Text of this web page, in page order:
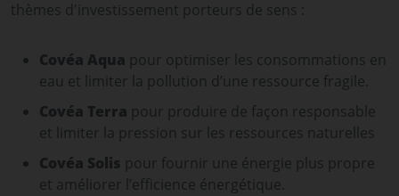
thèmes d'investissement porteurs de sens :
Covéa Aqua pour optimiser les consommations en
eau et limiter la pollution d’une ressource fragile.
Covéa Terra pour produire de façon responsable
et limiter la pression sur les ressources naturelles
Covéa Solis pour fournir une énergie plus propre
et améliorer l’efficience énergétique.